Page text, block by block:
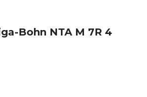
Bohn NTA M 7R 4